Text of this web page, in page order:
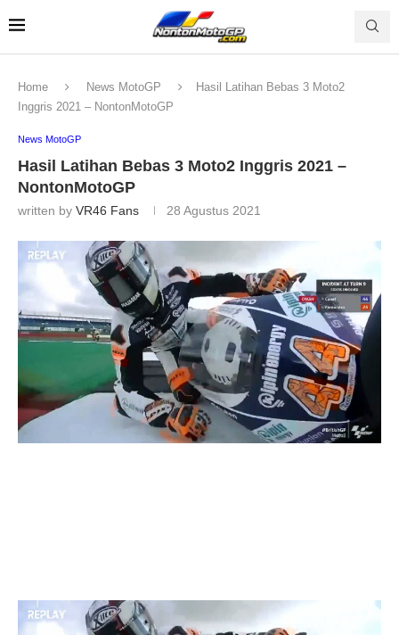
Home News MotoGP
Hasil Latihan Bebas 3 Moto2
Inggris 2021 – NontonMotoGP
News MotoGP
Hasil Latihan Bebas 3 Moto2 Inggris 2021 –
NontonMotoGP
written by VR46 Fans 28 Agustus 2021